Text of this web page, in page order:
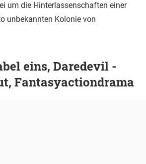
um die Hinterlassenschaften einer
unbekannten Kolonie von
eins, Daredevil -
Fantasyactiondrama